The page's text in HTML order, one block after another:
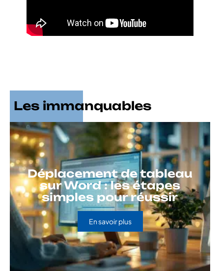
Les immanquables
Déplacement de tableau
sur Word : les étapes
simples pour réussir
En savoir plus